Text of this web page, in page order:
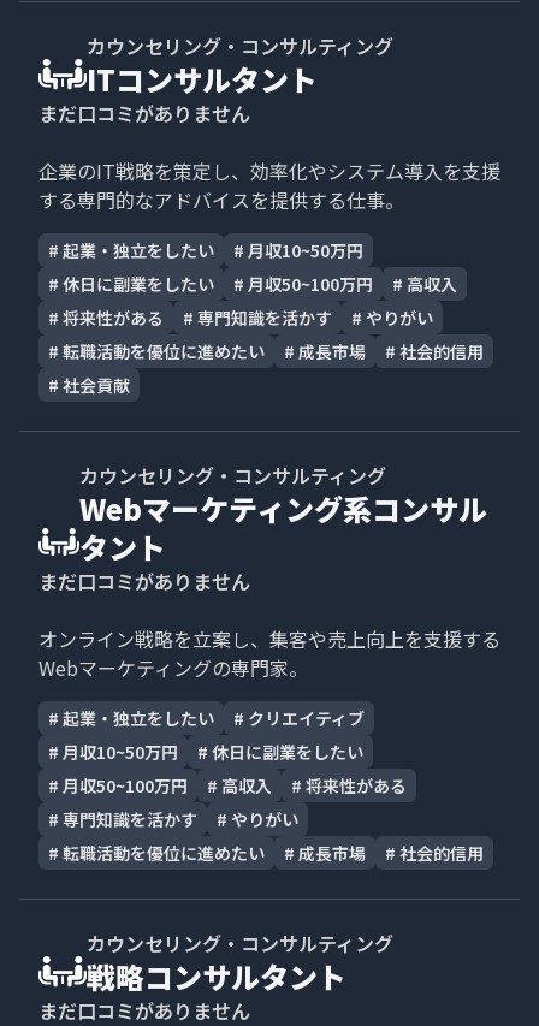
カウンセリング・コンサルティング
ITコンサルタント
まだ口コミがありません
企業のIT戦略を策定し、効率化やシステム導入を支援
する専門的なアドバイスを提供する仕事。
# 起業・独立をしたい # 月収10~50万円
# 休日に副業をしたい # 月収50~100万円 # 高収入
# 将来性がある # 専門知識を活かす # やりがい
# 転職活動を優位に進めたい # 成長市場 # 社会的信用
# 社会貢献
カウンセリング・コンサルティング
Webマーケティング系コンサル
タント
まだ口コミがありません
オンライン戦略を立案し、集客や売上向上を支援する
Webマーケティングの専門家。
# 起業・独立をしたい # クリエイティブ
# 月収10~50万円 # 休日に副業をしたい
# 月収50~100万円 # 高収入 # 将来性がある
# 専門知識を活かす # やりがい
# 転職活動を優位に進めたい # 成長市場 # 社会的信用
カウンセリング・コンサルティング
戦略コンサルタント
まだ口コミがありません